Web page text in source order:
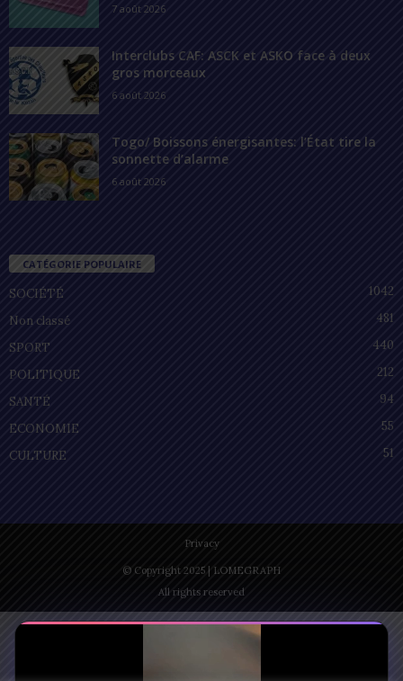
7 août 2026
Interclubs CAF: ASCK et ASKO face à deux
gros morceaux
6 août 2026
Togo/ Boissons énergisantes: l’État tire la
sonnette d’alarme
6 août 2026
CATÉGORIE POPULAIRE
SOCIÉTÉ
1042
Non classé
481
SPORT
440
POLITIQUE
212
SANTÉ
94
ECONOMIE
55
CULTURE
51
Privacy
© Copyright 2025 | LOMEGRAPH
All rights reserved